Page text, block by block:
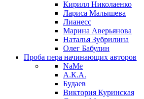
Кирилл Николаенко
Лариса Малышева
Лианесс
Марина Аверьянова
Наталья Зубрилина
Олег Бабулин
Проба пера начинающих авторов
NaMe
А.К.А.
Будаев
Виктория Куринская